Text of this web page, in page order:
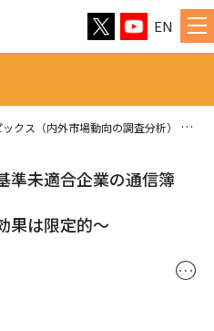
EN
ックス（内外市場動向の調査分析）
未適合企業の通信簿
果は限定的〜
･･･